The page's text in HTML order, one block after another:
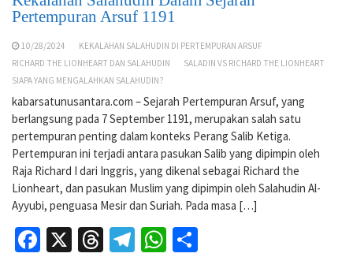
Pertempuran Arsuf 1191
10/28/2024
KEKALAHAN SALAHUDIN DI PERTEMPURAN ARSUF
RICHARD THE LIONHEART DAN SALAHUDIN
SALADIN VS RICHARD THE LIONHEART
SIAPA YANG MENGALAHKAN SALAHUDIN?
kabarsatunusantara.com – Sejarah Pertempuran Arsuf, yang
berlangsung pada 7 September 1191, merupakan salah satu
pertempuran penting dalam konteks Perang Salib Ketiga.
Pertempuran ini terjadi antara pasukan Salib yang dipimpin oleh
Raja Richard I dari Inggris, yang dikenal sebagai Richard the
Lionheart, dan pasukan Muslim yang dipimpin oleh Salahudin Al-
Ayyubi, penguasa Mesir dan Suriah. Pada masa […]
Facebook
X Threads
Telegram
WhatsApp